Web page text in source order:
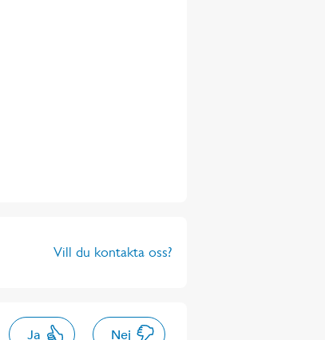
Vill du kontakta oss?
Ja Nej